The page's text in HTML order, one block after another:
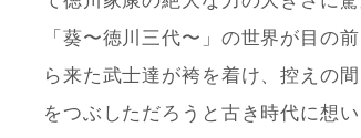
「葵〜徳川三代〜」の世界が目の
ら来た武士達が袴を着け、控えの
をつぶしただろうと古き時代に想